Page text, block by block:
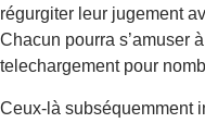
régurgiter leur jugement
Chacun pourra s’amuser
telechargement pour
Ceux-là subséquemment